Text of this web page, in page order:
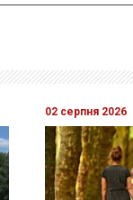
02 серпня 2026